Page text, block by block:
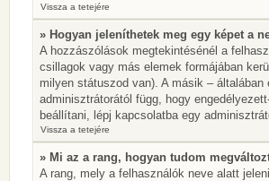
Vissza a tetejére
» Hogyan jeleníthetek meg egy képet a
A hozzászólások megtekintésénél a
csillagok vagy más elemek formájában
milyen státuszod van). A másik –
adminisztrátorától függ, hogy
beállítani, lépj kapcsolatba egy
Vissza a tetejére
» Mi az a rang, hogyan tudom
A rang, mely a felhasználók neve alatt